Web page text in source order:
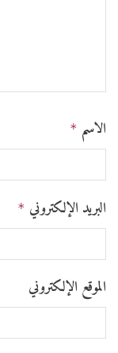
الاسم *
البريد الإلكتروني *
الموقع الإلكتروني